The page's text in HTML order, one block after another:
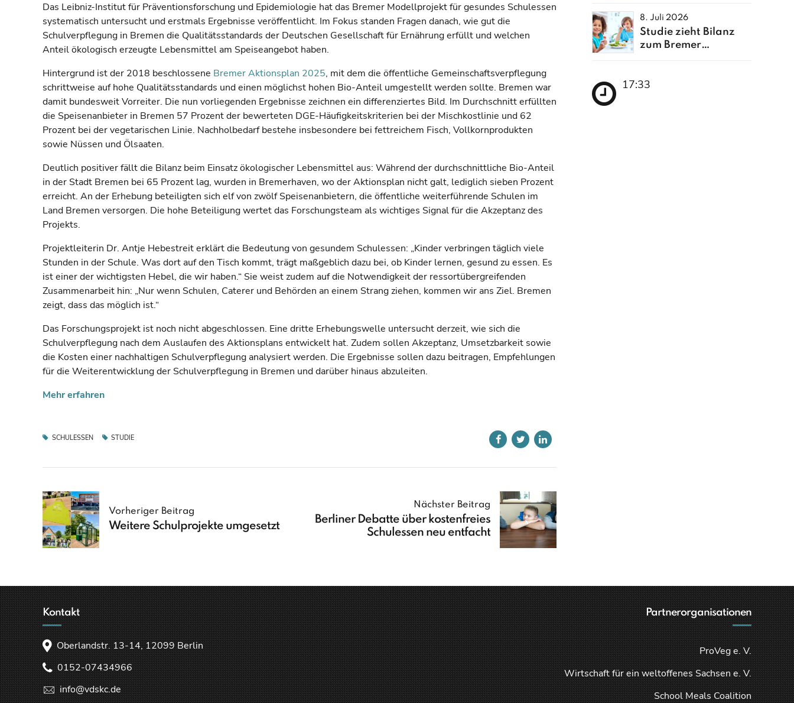
Das Leibniz-Institut für Präventionsforschung und Epidemiologie hat das Bremer Modellprojekt für gesundes Schulessen
systematisch untersucht und erstmals Ergebnisse veröffentlicht. Im Fokus standen Fragen danach, wie gut die
Schulverpflegung in Bremen die Qualitätsstandards der Deutschen Gesellschaft für Ernährung erfüllt und welchen
Anteil ökologisch erzeugte Lebensmittel am Speiseangebot haben.
Hintergrund ist der 2018 beschlossene Bremer Aktionsplan 2025, mit dem die öffentliche Gemeinschaftsverpflegung
schrittweise auf hohe Qualitätsstandards und einen möglichst hohen Bio-Anteil umgestellt werden sollte. Bremen war
damit bundesweit Vorreiter. Die nun vorliegenden Ergebnisse zeichnen ein differenziertes Bild. Im Durchschnitt erfüllten
die Speisenanbieter in Bremen 57 Prozent der bewerteten DGE-Häufigkeitskriterien bei der Mischkostlinie und 62
Prozent bei der vegetarischen Linie. Nachholbedarf bestehe insbesondere bei fettreichem Fisch, Vollkornprodukten
sowie Nüssen und Ölsaaten.
Deutlich positiver fällt die Bilanz beim Einsatz ökologischer Lebensmittel aus: Während der durchschnittliche Bio-Anteil
in der Stadt Bremen bei 65 Prozent lag, wurden in Bremerhaven, wo der Aktionsplan nicht galt, lediglich sieben Prozent
erreicht. An der Erhebung beteiligten sich elf von zwölf Speisenanbietern, die öffentliche weiterführende Schulen im
Land Bremen versorgen. Die hohe Beteiligung wertet das Forschungsteam als wichtiges Signal für die Akzeptanz des
Projekts.
Projektleiterin Dr. Antje Hebestreit erklärt die Bedeutung von gesundem Schulessen: „Kinder verbringen täglich viele
Stunden in der Schule. Was dort auf den Tisch kommt, trägt maßgeblich dazu bei, ob Kinder lernen, gesund zu essen. Es
ist einer der wichtigsten Hebel, die wir haben.“ Sie weist zudem auf die Notwendigkeit der ressortübergreifenden
Zusammenarbeit hin: „Nur wenn Schulen, Caterer und Behörden an einem Strang ziehen, kommen wir ans Ziel. Bremen
zeigt, dass das möglich ist.“
Das Forschungsprojekt ist noch nicht abgeschlossen. Eine dritte Erhebungswelle untersucht derzeit, wie sich die
Schulverpflegung nach dem Auslaufen des Aktionsplans entwickelt hat. Zudem sollen Akzeptanz, Umsetzbarkeit sowie
die Kosten einer nachhaltigen Schulverpflegung analysiert werden. Die Ergebnisse sollen dazu beitragen, Empfehlungen
für die Weiterentwicklung der Schulverpflegung in Bremen und darüber hinaus abzuleiten.
Mehr erfahren
SCHULESSEN STUDIE
Vorheriger Beitrag
Weitere Schulprojekte umgesetzt
Nächster Beitrag
Berliner Debatte über kostenfreies
Schulessen neu entfacht
entfacht
8. Juli 2026
Studie zieht Bilanz
zum Bremer
17:33
Kontakt
Oberlandstr. 13-14, 12099 Berlin
0152-07434966
info@vdskc.de
Partnerorganisationen
ProVeg e. V.
Wirtschaft für ein weltoffenes Sachsen e. V.
School Meals Coalition